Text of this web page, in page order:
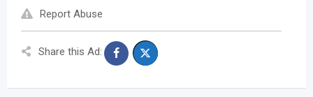
Report Abuse
Share this Ad: